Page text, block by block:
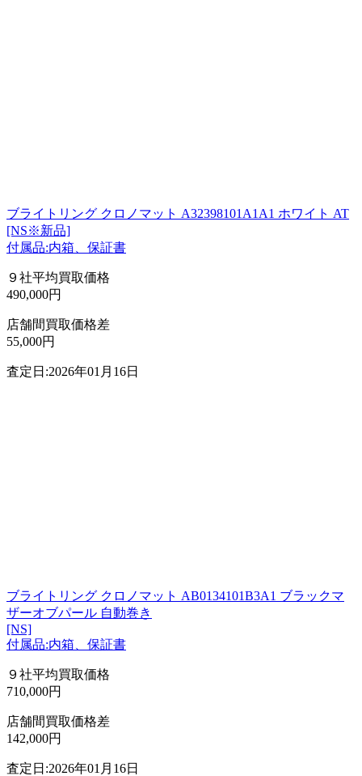
ブライトリング クロノマット A32398101A1A1 ホワイト AT
[NS※新品]
付属品:内箱、保証書
９社平均買取価格
490,000円
店舗間買取価格差
55,000円
査定日:2026年01月16日
ブライトリング クロノマット AB0134101B3A1 ブラックマ
ザーオブパール 自動巻き
[NS]
付属品:内箱、保証書
９社平均買取価格
710,000円
店舗間買取価格差
142,000円
査定日:2026年01月16日